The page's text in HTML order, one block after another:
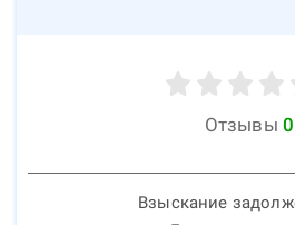
Отзывы 0
Взыскание